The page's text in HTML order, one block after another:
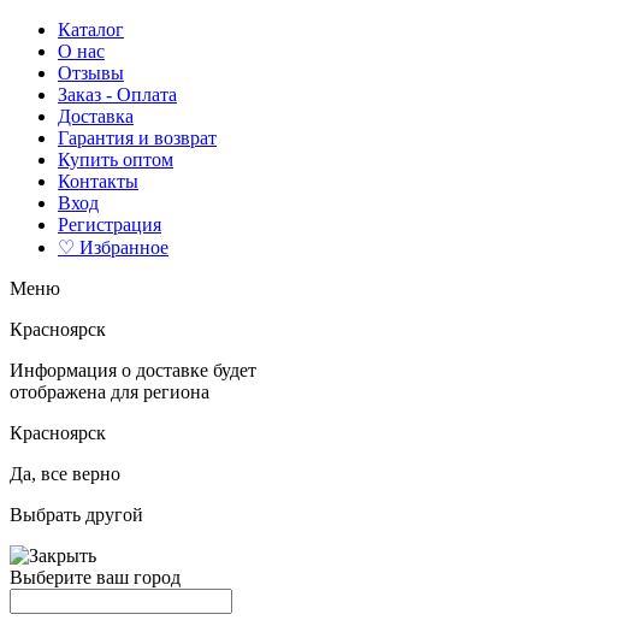
Каталог
О нас
Отзывы
Заказ - Оплата
Доставка
Гарантия и возврат
Купить оптом
Контакты
Вход
Регистрация
♡ Избранное
Меню
Красноярск
Информация о доставке будет
отображена для региона
Красноярск
Да, все верно
Выбрать другой
Выберите ваш город